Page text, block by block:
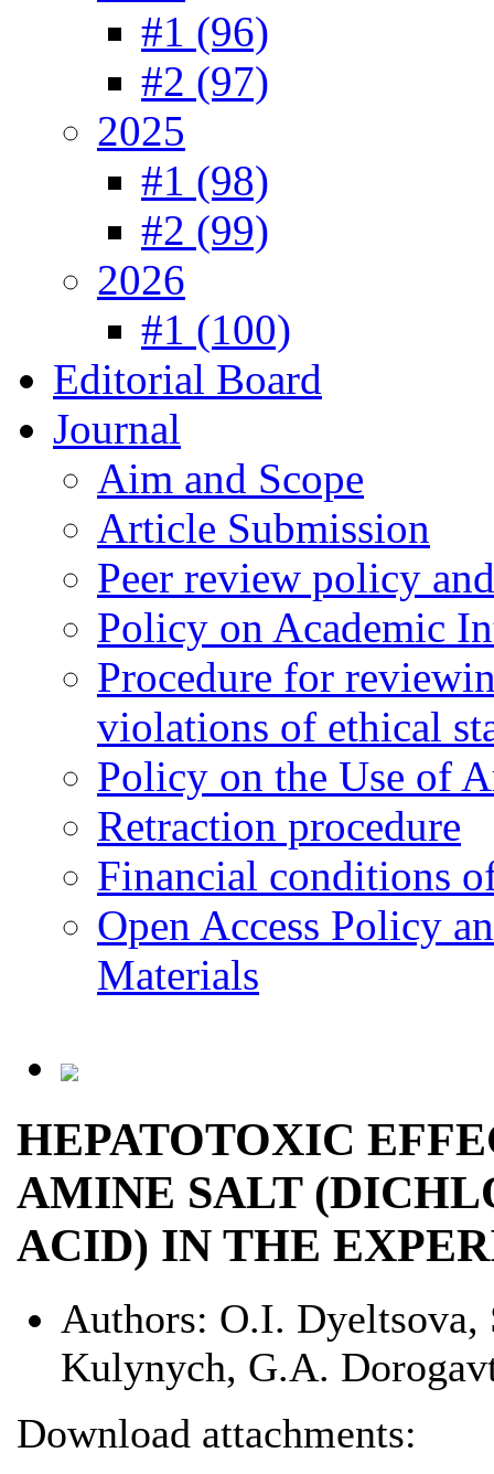
#1 (96)
#2 (97)
2025
#1 (98)
#2 (99)
2026
#1 (100)
Editorial Board
Journal
Aim and Scope
Article Submission
Peer review policy
Policy on Academic
Procedure for
violations of ethical
Policy on the Use of
Retraction procedure
Financial conditions
Open Access Policy
Materials
HEPATOTOXIC
AMINE SALT
ACID) IN THE
Authors: О.І. Dyeltsova,
Kulynych, G.А.
Download attachments: